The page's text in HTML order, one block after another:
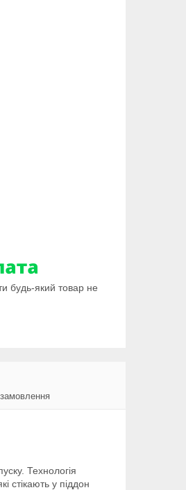
будь-який товар не
Технологія
стікають у піддон